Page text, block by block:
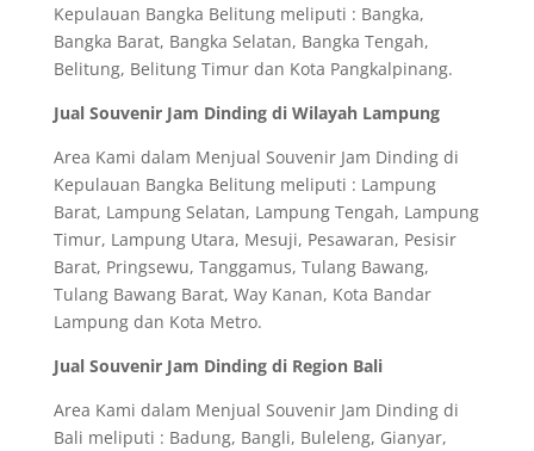
Kepulauan Bangka Belitung meliputi : Bangka,
Bangka Barat, Bangka Selatan, Bangka Tengah,
Belitung, Belitung Timur dan Kota Pangkalpinang.
Jual Souvenir Jam Dinding di Wilayah Lampung
Area Kami dalam Menjual Souvenir Jam Dinding di
Kepulauan Bangka Belitung meliputi : Lampung
Barat, Lampung Selatan, Lampung Tengah, Lampung
Timur, Lampung Utara, Mesuji, Pesawaran, Pesisir
Barat, Pringsewu, Tanggamus, Tulang Bawang,
Tulang Bawang Barat, Way Kanan, Kota Bandar
Lampung dan Kota Metro.
Jual Souvenir Jam Dinding di Region Bali
Area Kami dalam Menjual Souvenir Jam Dinding di
Bali meliputi : Badung, Bangli, Buleleng, Gianyar,